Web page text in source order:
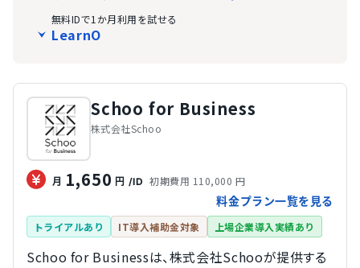
無料IDで1か月利用を試せる
LearnO
Schoo for Business
株式会社Schoo
月 1,650 円 /ID
初期費用 110,000 円
料金プラン一覧を見る
トライアルあり
IT導入補助金対象 上場企業導入実績あり
Schoo for Businessは、株式会社Schooが提供する